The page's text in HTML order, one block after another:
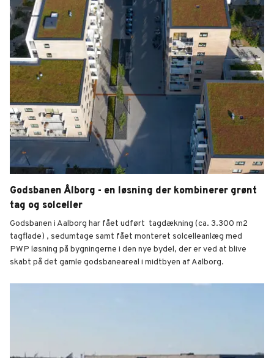
Godsbanen Ålborg - en løsning der kombinerer grønt
tag og solceller
Godsbanen i Aalborg har fået udført tagdækning (ca. 3.300 m2
tagflade) , sedumtage samt fået monteret solcelleanlæg med
PWP løsning på bygningerne i den nye bydel, der er ved at blive
skabt på det gamle godsbaneareal i midtbyen af Aalborg.
Godsbanen Aalborg